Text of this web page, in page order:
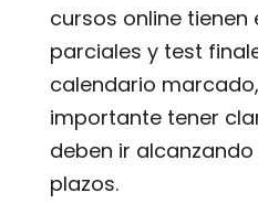
cursos online tienen
parciales y test
calendario
importante tener
deben ir
plazos.